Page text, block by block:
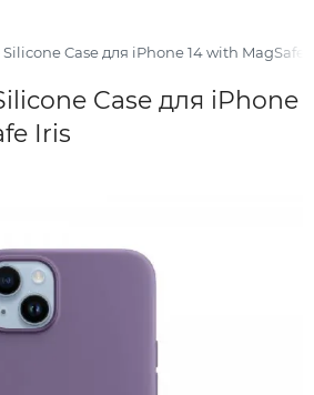
Case для iPhone 14 with MagSafe
Case для iPhone
Iris